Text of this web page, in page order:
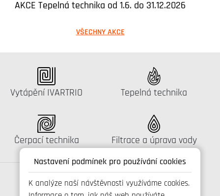
Nastavení podmínek pro používání cookies
K analýze naší návštěvnosti využíváme cookies.
AKCE Tepelná technika od 1.6. do 31.12.2026
VŠECHNY AKCE
Katalog:
Vytápění IVARTRIO Katalog:
Tepelná technika
Katalog:
Čerpací technika Katalog:
Filtrace a úprava vody